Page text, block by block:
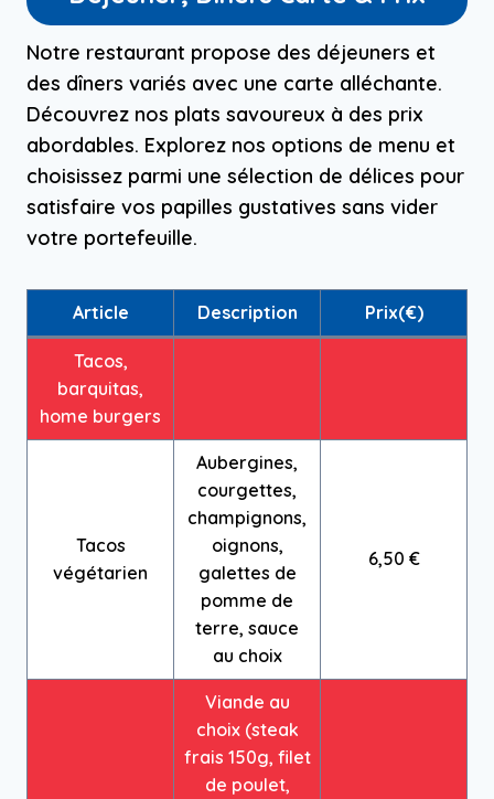
Notre restaurant propose des déjeuners et
des dîners variés avec une carte alléchante.
Découvrez nos plats savoureux à des prix
abordables. Explorez nos options de menu et
choisissez parmi une sélection de délices pour
satisfaire vos papilles gustatives sans vider
votre portefeuille.
Article Description Prix(€)
Tacos,
barquitas,
home burgers
Tacos
végétarien
Aubergines,
courgettes,
champignons,
oignons,
galettes de
pomme de
terre, sauce
au choix
6,50 €
Viande au
choix (steak
frais 150g, filet
de poulet,